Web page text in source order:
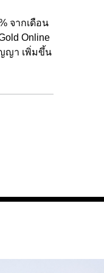
จากเดือน
Online
ญา เพิ่มขึ้น